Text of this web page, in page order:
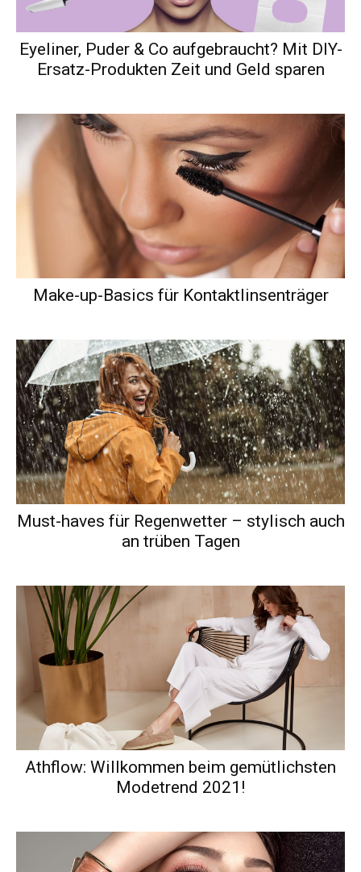
Eyeliner, Puder & Co aufgebraucht? Mit DIY-
Ersatz-Produkten Zeit und Geld sparen
Make-up-Basics für Kontaktlinsenträger
Must-haves für Regenwetter – stylisch auch
an trüben Tagen
Athflow: Willkommen beim gemütlichsten
Modetrend 2021!